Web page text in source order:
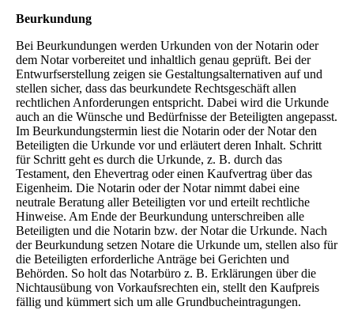
Beurkundung
Bei Beurkundungen werden Urkunden von der Notarin oder
dem Notar vorbereitet und inhaltlich genau geprüft. Bei der
Entwurfserstellung zeigen sie Gestaltungsalternativen auf und
stellen sicher, dass das beurkundete Rechtsgeschäft allen
rechtlichen Anforderungen entspricht. Dabei wird die Urkunde
auch an die Wünsche und Bedürfnisse der Beteiligten angepasst.
Im Beurkundungstermin liest die Notarin oder der Notar den
Beteiligten die Urkunde vor und erläutert deren Inhalt. Schritt
für Schritt geht es durch die Urkunde, z. B. durch das
Testament, den Ehevertrag oder einen Kaufvertrag über das
Eigenheim. Die Notarin oder der Notar nimmt dabei eine
neutrale Beratung aller Beteiligten vor und erteilt rechtliche
Hinweise. Am Ende der Beurkundung unterschreiben alle
Beteiligten und die Notarin bzw. der Notar die Urkunde. Nach
der Beurkundung setzen Notare die Urkunde um, stellen also für
die Beteiligten erforderliche Anträge bei Gerichten und
Behörden. So holt das Notarbüro z. B. Erklärungen über die
Nichtausübung von Vorkaufsrechten ein, stellt den Kaufpreis
fällig und kümmert sich um alle Grundbucheintragungen.